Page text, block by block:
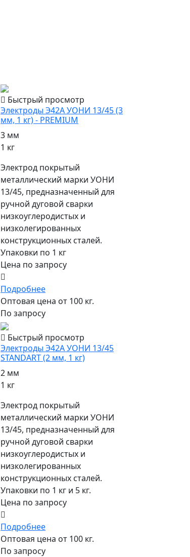
Быстрый просмотр
Электроды Э42А УОНИ 13/45 (3
мм, 1 кг) - PREMIUM
3 мм
1 кг
Электрод покрытый
металлический марки УОНИ
13/45, предназначенный для
ручной дуговой сварки
низкоуглеродистых и
низколегированных
конструкционных сталей.
Упаковки по 1 кг
Цена по запросу
Подробнее
Оптовая цена от 100 кг.
По запросу
Быстрый просмотр
Электроды Э42А УОНИ 13/45
STANDART (2 мм, 1 кг)
2 мм
1 кг
Электрод покрытый
металлический марки УОНИ
13/45, предназначенный для
ручной дуговой сварки
низкоуглеродистых и
низколегированных
конструкционных сталей.
Упаковки по 1 кг и 5 кг.
Цена по запросу
Подробнее
Оптовая цена от 100 кг.
По запросу